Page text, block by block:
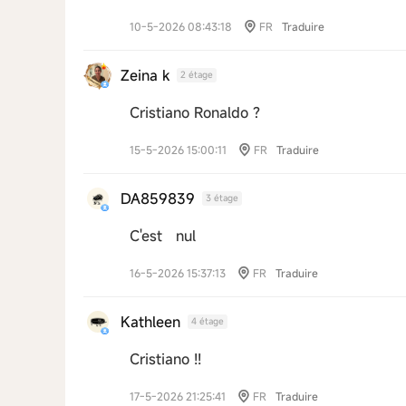
10-5-2026 08:43:18 FR Traduire
Zeina k 2 étage
Cristiano Ronaldo ?
15-5-2026 15:00:11 FR Traduire
DA859839 3 étage
C'est nul
16-5-2026 15:37:13 FR Traduire
Kathleen 4 étage
Cristiano !!
17-5-2026 21:25:41 FR Traduire